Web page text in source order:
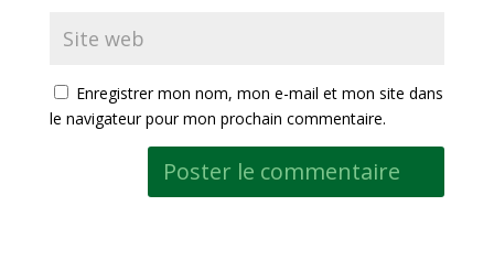
Enregistrer mon nom, mon e-mail et mon site dans
le navigateur pour mon prochain commentaire.